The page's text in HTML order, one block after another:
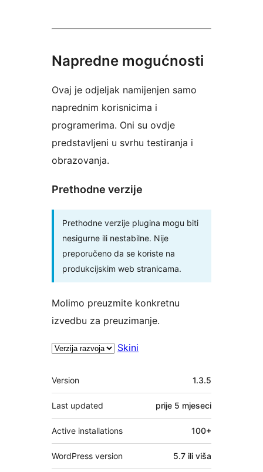
Napredne mogućnosti
Ovaj je odjeljak namijenjen samo
naprednim korisnicima i
programerima. Oni su ovdje
predstavljeni u svrhu testiranja i
obrazovanja.
Prethodne verzije
Prethodne verzije plugina mogu biti
nesigurne ili nestabilne. Nije
preporučeno da se koriste na
produkcijskim web stranicama.
Molimo preuzmite konkretnu
izvedbu za preuzimanje.
Skini
Meta
Version 1.3.5
Last updated prije 5 mjeseci
Active installations 100+
WordPress version 5.7 ili viša